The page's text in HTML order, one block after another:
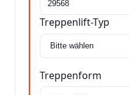
Treppenlift-Typ
Treppenform